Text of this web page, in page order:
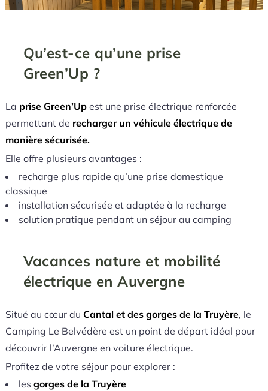
Qu’est-ce qu’une prise
Green’Up ?
La prise Green’Upest une prise électrique renforcée
permettant de recharger un véhicule électrique de
manière sécurisée.
Elle offre plusieurs avantages :
recharge plus rapide qu’une prise domestique
classique
installation sécurisée et adaptée à la recharge
solution pratique pendant un séjour au camping
Vacances nature et mobilité
électrique en Auvergne
Situé au cœur du Cantal et des gorges de la Truyère, le
Camping Le Belvédère est un point de départ idéal pour
découvrir l’Auvergne en voiture électrique.
Profitez de votre séjour pour explorer :
les gorges de la Truyère